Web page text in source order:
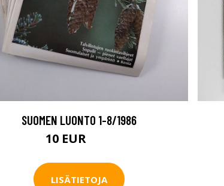
SUOMEN LUONTO 1-8/1986
10 EUR
LISÄTIETOJA